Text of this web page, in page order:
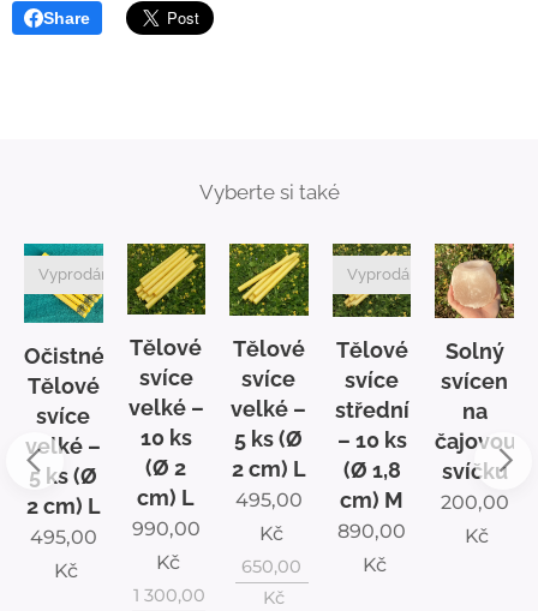
Share
Vyberte si také
Očistné
Tělové
svíce
velké –
5 ks (Ø
2 cm) L
Vyprodáno
495,00
Kč
Tělové
svíce
velké –
10 ks
(Ø 2
cm) L
990,00
Kč
1 300,00
Tělové
svíce
velké –
5 ks (Ø
2 cm) L
495,00
Kč
650,00
Kč
Tělové
svíce
střední
– 10 ks
(Ø 1,8
cm) M
Vyprodáno
890,00
Kč
Solný
svícen
na
čajovou
svíčku
200,00
Kč